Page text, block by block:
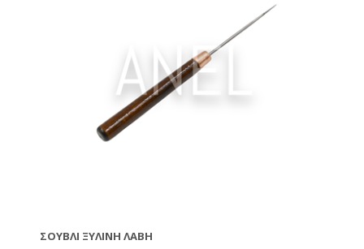
ΣΟΥΒΛΊ ΞΎΛΙΝΗ ΛΑΒΉ